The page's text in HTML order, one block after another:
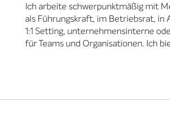
Ich arbeite schwerpunktmäßig mit
als Führungskraft, im Betriebsrat,
1:1 Setting, unternehmensinterne
für Teams und Organisationen. Ich